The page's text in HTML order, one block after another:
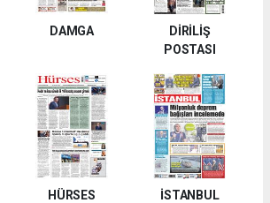
DAMGA
DİRİLİŞ
POSTASI
HÜRSES İSTANBUL